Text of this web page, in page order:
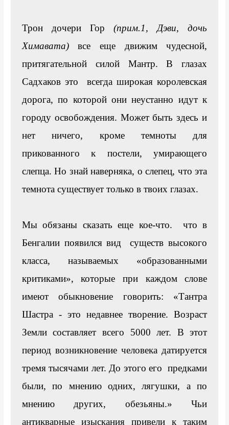
Трон дочери Гор (прим.1, Дэви, дочь
Химавата)
все еще движим чудесной,
притягательной силой Мантр. В глазах
Садхаков это  всегда широкая королевская
дорога, по которой они неустанно идут к
городу освобождения. Может быть здесь и
нет ничего, кроме темноты для
прикованного к постели, умирающего
слепца. Но знай наверняка, о слепец, что эта
темнота существует только в твоих глазах.
Мы обязаны сказать еще кое-что.  что в
Бенгалии появился вид  существ высокого
класса, называемых «образованными
критиками», которые при каждом слове
имеют обыкновение говорить: «Тантра
Шастра - это недавнее творение. Возраст
Земли составляет всего 5000 лет. В этот
период возникновение человека датируется
тремя тысячами лет. До этого его  предками
были, по мнению одних, лягушки, а по
мнению других, обезьяны.» Чьи
антикварные изыскания привели к таким